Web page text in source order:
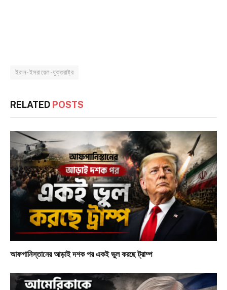
ইরান-ইসরায়েল-যুক্তরাষ্ট্র
RELATED POSTS
আফগানিস্তানের আড়াই দশক পর একই ভুল করছে ট্রাম্প